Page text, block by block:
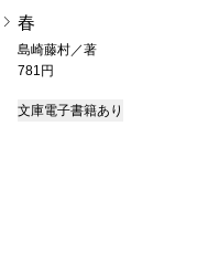
春
島崎藤村／著
781円
文庫電子書籍あり